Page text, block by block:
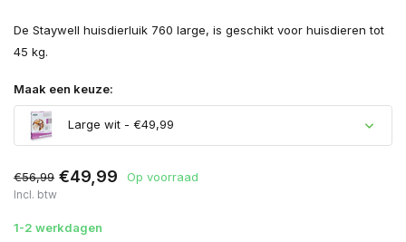
De Staywell huisdierluik 760 large, is geschikt voor huisdieren tot
45 kg.
Maak een keuze:
Large wit - €49,99
€56,99 €49,99 Op voorraad
Incl. btw
1-2 werkdagen